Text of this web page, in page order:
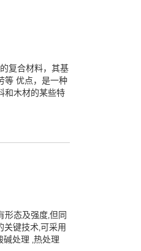
复合材料，其基
等 优点，是一种
和木材的某些特
态及强度‚但同
键技术‚可采用
处理 ‚热处理